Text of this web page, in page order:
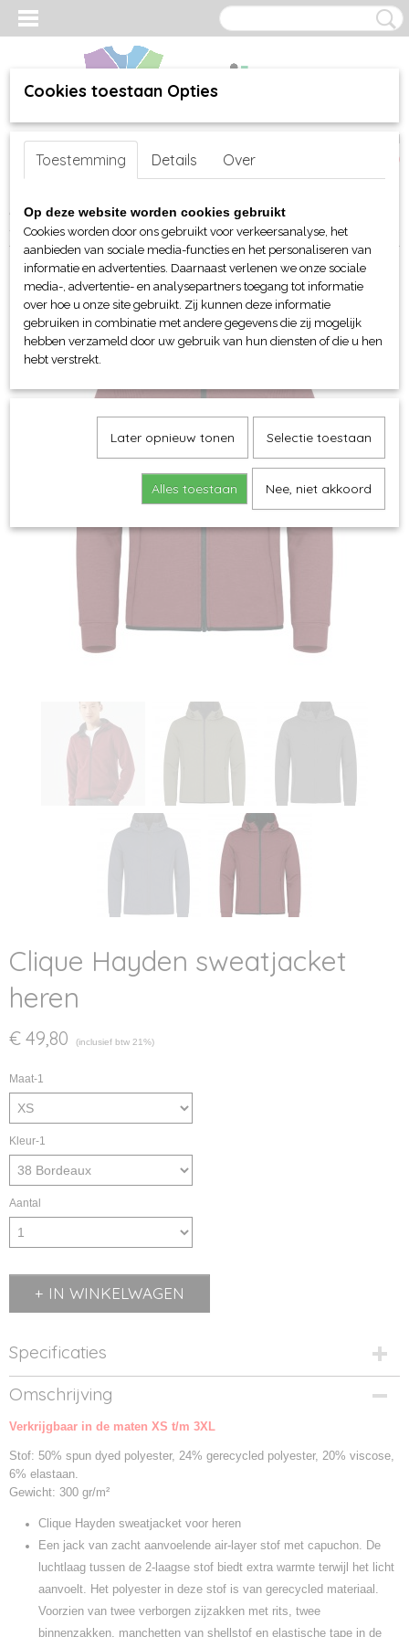
Inloggen Registreren
(0)
Home >webshop>Per merk >Clique >Voor hem en unisex
Sweaters en sweatshirts> Clique Hayden sweatjacket heren
Clique Hayden sweatjacket
heren
€ 49,80 (inclusief btw 21%)
Maat-1
Kleur-1
Aantal
IN WINKELWAGEN
Specificaties
Productcode
021024-38
Productcode leverancier
Omschrijving
Verkrijgbaar in de maten XS t/m 3XL
Stof: 50% spun dyed polyester, 24% gerecycled polyester, 20% viscose,
6% elastaan.
Gewicht: 300 gr/m²
Clique Hayden sweatjacket voor heren
Een jack van zacht aanvoelende air-layer stof met capuchon. De
luchtlaag tussen de 2-laagse stof biedt extra warmte terwijl het licht
aanvoelt. Het polyester in deze stof is van gerecycled materiaal.
Voorzien van twee verborgen zijzakken met rits, twee
binnenzakken, manchetten van shellstof en elastische tape in de
Cookies toestaan Opties
Toestemming Details Over
Op deze website worden cookies gebruikt
Cookies worden door ons gebruikt voor verkeersanalyse, het
aanbieden van sociale media-functies en het personaliseren van
informatie en advertenties. Daarnaast verlenen we onze sociale
media-, advertentie- en analysepartners toegang tot informatie
over hoe u onze site gebruikt. Zij kunnen deze informatie
gebruiken in combinatie met andere gegevens die zij mogelijk
hebben verzameld door uw gebruik van hun diensten of die u hen
hebt verstrekt.
Later opnieuw tonen Selectie toestaan
Alles toestaan Nee, niet akkoord